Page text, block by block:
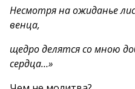
Несмотря на ожиданье
венца,
щедро делятся со мною
сердца…»